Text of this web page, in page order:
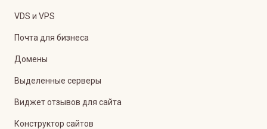
VDS и VPS
Почта для бизнеса
Домены
Выделенные серверы
Виджет отзывов для сайта
Конструктор сайтов